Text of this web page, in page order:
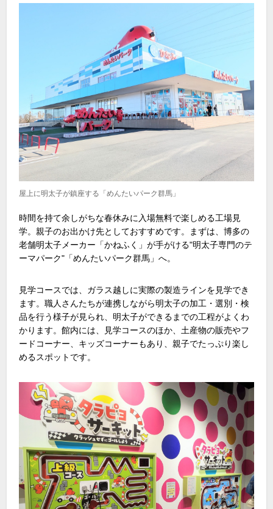
屋上に明太子が鎮座する「めんたいパーク群馬」
時間を持て余しがちな春休みに入場無料で楽しめる工場見
学。親子のお出かけ先としておすすめです。まずは、博多の
老舗明太子メーカー「かねふく」が手がける"明太子専門のテ
ーマパーク" 「めんたいパーク群馬」へ。
見学コースでは、ガラス越しに実際の製造ラインを見学でき
ます。職人さんたちが連携しながら明太子の加工・選別・検
品を行う様子が見られ、明太子ができるまでの工程がよくわ
かります。館内には、見学コースのほか、土産物の販売やフ
ードコーナー、キッズコーナーもあり、親子でたっぷり楽し
めるスポットです。